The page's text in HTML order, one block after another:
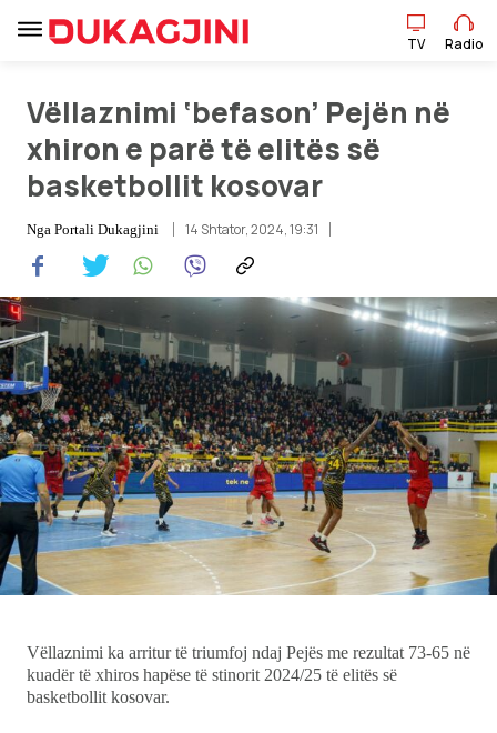
TV Radio
Lajme
Pikëpamje
Art Jete
Kulturë
Showbiz
Ekonomi
Teknologji
DuVideo
TV Radio
Vëllaznimi ‘befason’ Pejën në
xhiron e parë të elitës së
basketbollit kosovar
Nga Portali Dukagjini 14 Shtator, 2024, 19:31
Vëllaznimi ka arritur të triumfoj ndaj Pejës me rezultat 73-65 në
kuadër të xhiros hapëse të stinorit 2024/25 të elitës së
basketbollit kosovar.